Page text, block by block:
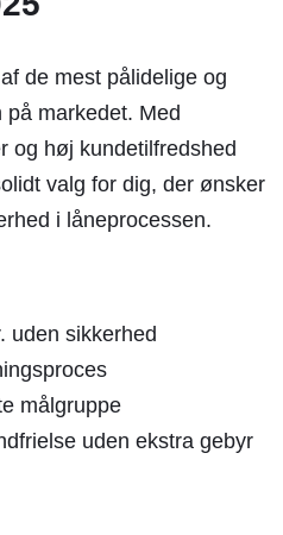
de mest pålidelige og
på markedet. Med
og høj kundetilfredshed
valg for dig, der ønsker
i låneprocessen.
uden sikkerhed
målgruppe
uden ekstra gebyr